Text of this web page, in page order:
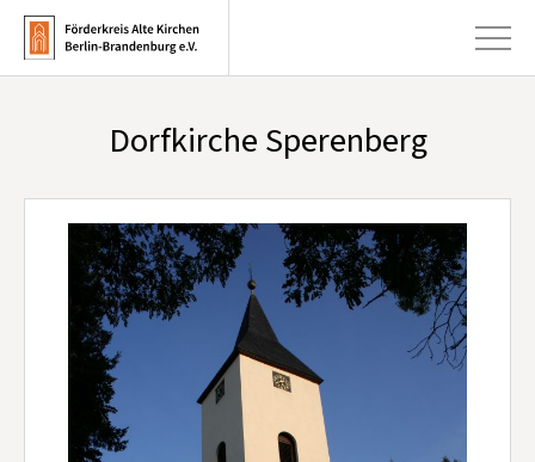
Kirchen
Publikationen
Kunst & Kultur
Förderung & Spenden
Über uns
Dorfkirche Sperenberg